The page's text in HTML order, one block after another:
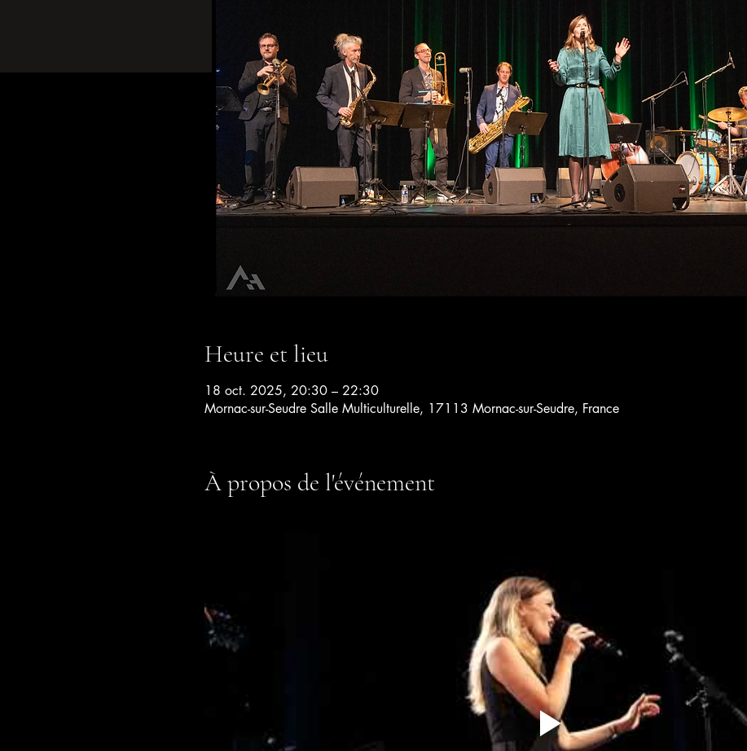
Heure et lieu
18 oct. 2025, 20:30 – 22:30
Mornac-sur-Seudre Salle Multiculturelle, 17113 Mornac-sur-Seudre, France
À propos de l'événement